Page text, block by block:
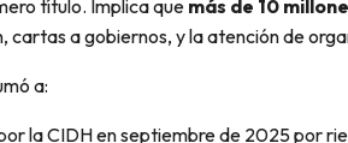
título. Implica que más de 10
a gobiernos, y la atención de
a:
la CIDH en septiembre de 2025 por